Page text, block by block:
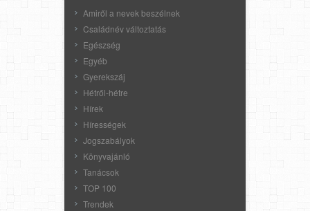
Amiről a nevek beszélnek
Családnév változtatás
Egészség
Egyéb
Gyerekszáj
Hétről-hétre
Hírek
Hírességek
Jogszabályok
Könyvajánló
Tanácsok
TOP 100
Trendek